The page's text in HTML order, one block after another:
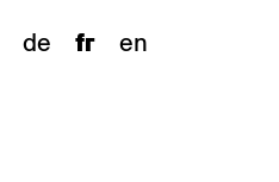
de fr en